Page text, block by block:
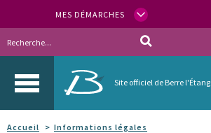
MES DÉMARCHES
Site officiel de Berre l'Étang
Accueil Informations légales